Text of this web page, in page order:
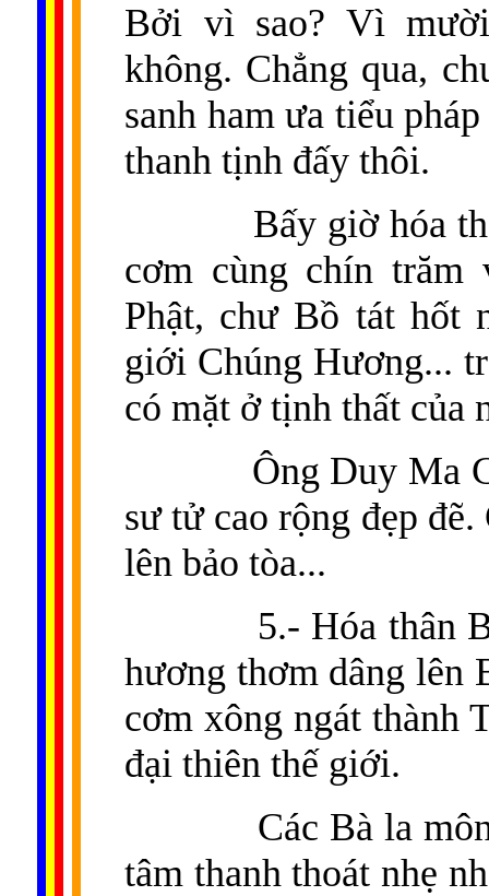
Bởi vì sao? Vì
không. Chẳng qua,
sanh ham ưa tiểu
thanh tịnh đấy thôi.
Bấy giờ hóa
cơm cùng chín trăm
Phật, chư Bồ tát hốt
giới Chúng Hương...
có mặt ở tịnh thất của
Ông Duy Ma
sư tử cao rộng đẹp
lên bảo tòa...
5.- Hóa thân
hương thơm dâng lên
cơm xông ngát thành
đại thiên thế giới.
Các Bà la
tâm thanh thoát nhẹ